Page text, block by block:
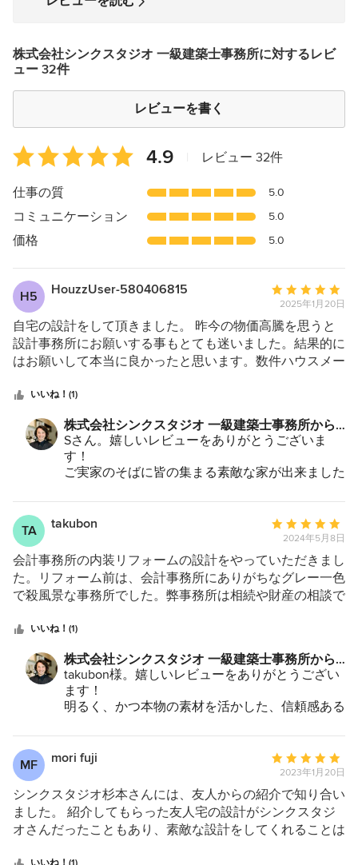
株式会社シンクスタジオ 一級建築士事務所に対するレビ
ュー 32件
レビューを書く
平
均
評
5
つ
星
4.9
4.9 レビュー 32件
仕事の質 5.0
コミュニケーション 5.0
価格 5.0
H5 HouzzUser-580406815
平
均
評
価：
5
星
5
2025年1月20日
自宅の設計をして頂きました。 昨今の物価高騰を思うと
設計事務所にお願いする事もとても迷いました。結果的に
はお願いして本当に良かったと思います。数件ハウスメー
士さんから提案されたことに比べすごく的確で私たち夫婦
の中でも腑に落ちる事が多かったです。光の入り方やリビ
ングでどのように過ごしたいか、家族のライフスタイル、
子供たちとの時間、将来の夫婦の時間等々。丁寧なヒアリ
ング、趣味の話、沢山の提案を頂きました。相談しやす
メリットデメリットもしっかり教えて頂き自分たちで選択
した事にも自信が持てました。我が家にとって一生に一度
の家づくり。とても素敵な思い出になりました。ありがと
うございます。
いいね！(1)
株式会社シンクスタジオ 一級建築士事務所から
のコメント：
Sさん。嬉しいレビューをありがとうございま
す！
ご実家のそばに皆の集まる素敵な家が出来ました
物価の上昇で悩まれたこと、よく理解できます。
自分たちにとって本当に大切なものを考える良い
機会だったと捉えることができるのが、Sさんフ
ァミリーの素敵なところです。
ご親戚やご家族との交流のお話しを聞かせていた
だく度に、家づくりをお手伝いできてよかったな
これからもSさんの素敵な家とご家族を末長く見
守っていきたいと思います。
なにかありましたらなんでも気軽に相談してくだ
さいね！
TA takubon
平
均
評
価：
5
星
5
2024年5月8日
会計事務所の内装リフォームの設計をやっていただきまし
た。リフォーム前は、会計事務所にありがちなグレー一色
で殺風景な事務所でした。弊事務所は相続や財産の相談で
め、こうしたお客様が落ち着いて相談できる内装にしてく
ださいとオーダーしましたところ、まるでカフェのような
洗練された空間でありながら、それでいて落ち着いた雰囲
気の明るい事務所に変えていただきました。お客様からの
評判も上々です。期待していた以上にすばらしい内装に変
ざいました。
いいね！(1)
株式会社シンクスタジオ 一級建築士事務所から
のコメント：
takubon様。嬉しいレビューをありがとうござい
ます！
明るく、かつ本物の素材を活かした、信頼感ある
特に一枚板の大きな打ち合わせテーブルは搬入な
ど苦労しましたが格好良くなりました！
観葉植物頑張って育ててくださいね(^-^)
ますますのご発展をお祈り申し上げます。
今後ともどうぞよろしくお願い致します。
MF mori fuji
平
均
評
価：
5
2023年1月20日
シンクスタジオ杉本さんには、友人からの紹介で知り合い
ました。 紹介してもらった友人宅の設計がシンクスタジ
オさんだったこともあり、素敵な設計をしてくれることは